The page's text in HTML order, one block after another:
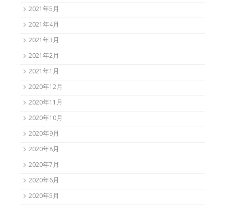
2021年5月
2021年4月
2021年3月
2021年2月
2021年1月
2020年12月
2020年11月
2020年10月
2020年9月
2020年8月
2020年7月
2020年6月
2020年5月